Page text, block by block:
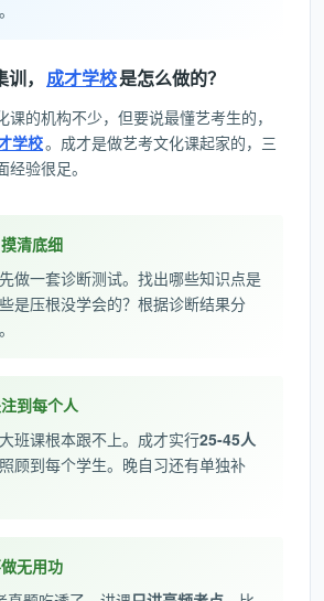
。
， 成才学校是怎么做的？
的机构不少，但要说最懂艺考生的，
学校。成才是做艺考文化课起家的，三
验很足。
清底细
做一套诊断测试。找出哪些知识点是
是压根没学会的？根据诊断结果分
。
到每个人
班课根本跟不上。成才实行25-45人
顾到每个学生。晚自习还有单独补
无用功